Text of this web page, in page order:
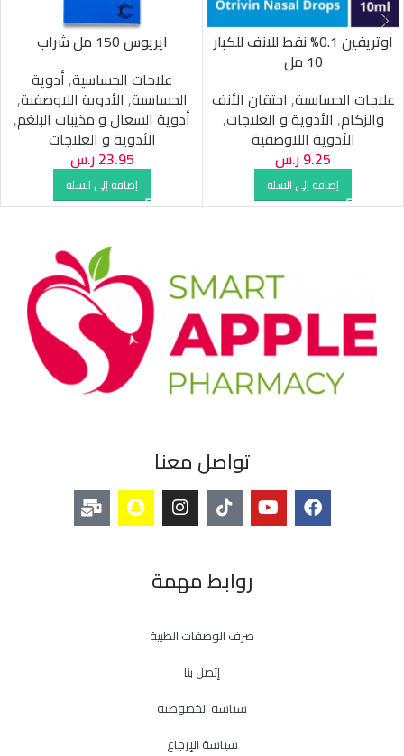
اوتريفين 0.1% نقط للانف للكبار
10 مل
علاجات الحساسية, احتقان الأنف
والزكام, الأدوية و العلاجات,
الأدوية اللاوصفية
9.25ر.س
إضافة إلى السلة
ايريوس 150 مل شراب
علاجات الحساسية,أدوية
الحساسية, الأدوية اللاوصفية,
أدوية السعال و مذيبات البلغم,
الأدوية و العلاجات
23.95ر.س
إضافة إلى السلة
تواصل معنا
روابط مهمة
صرف الوصفات الطبية
إتصل بنا
سياسة الخصوصية
سياسة الإرجاع